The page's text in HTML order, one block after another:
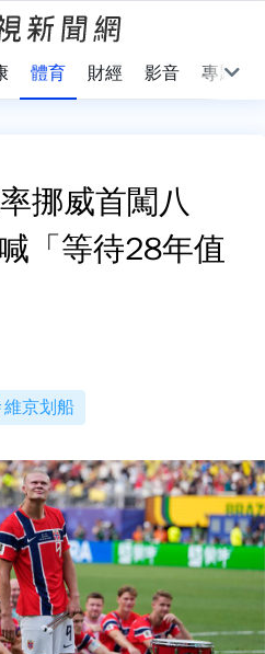
體育 財經 影音 專題
挪威首闖八
「等待28年值
維京划船